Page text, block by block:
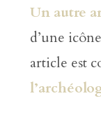
Un autre
d’une
article est